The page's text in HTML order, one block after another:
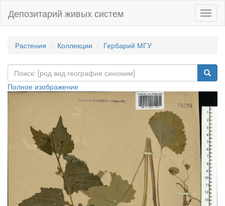
Депозитарий живых систем
Растения Коллекции Гербарий МГУ
Полное изображение